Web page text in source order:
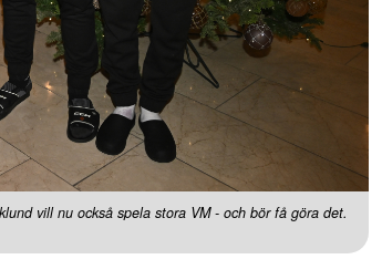
vill nu också spela stora VM - och bör få göra det.